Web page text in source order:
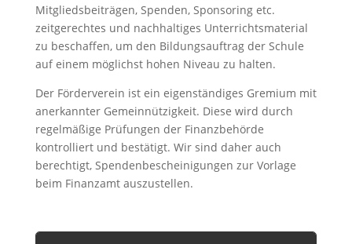
Mitgliedsbeiträgen, Spenden, Sponsoring etc.
zeitgerechtes und nachhaltiges Unterrichtsmaterial
zu beschaffen, um den Bildungsauftrag der Schule
auf einem möglichst hohen Niveau zu halten.
Der Förderverein ist ein eigenständiges Gremium mit
anerkannter Gemeinnützigkeit. Diese wird durch
regelmäßige Prüfungen der Finanzbehörde
kontrolliert und bestätigt. Wir sind daher auch
berechtigt, Spendenbescheinigungen zur Vorlage
beim Finanzamt auszustellen.